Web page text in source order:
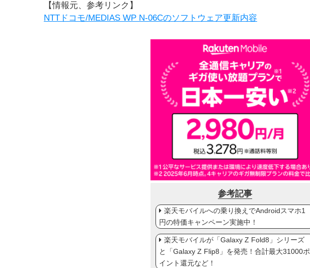
【情報元、参考リンク】
NTTドコモ/MEDIAS WP N-06Cのソフトウェア更新内容
参考記事
楽天モバイルへの乗り換えでAndroidスマホ1
円の特価キャンペーン実施中！
楽天モバイルが「Galaxy Z Fold8」シリーズ
と「Galaxy Z Flip8」を発売！合計最大31000ポ
イント還元など！